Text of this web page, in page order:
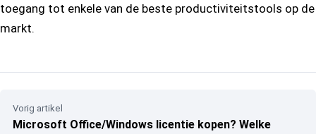
toegang tot enkele van de beste productiviteitstools op de
markt.
Vorig artikel
Microsoft Office/Windows licentie kopen? Welke